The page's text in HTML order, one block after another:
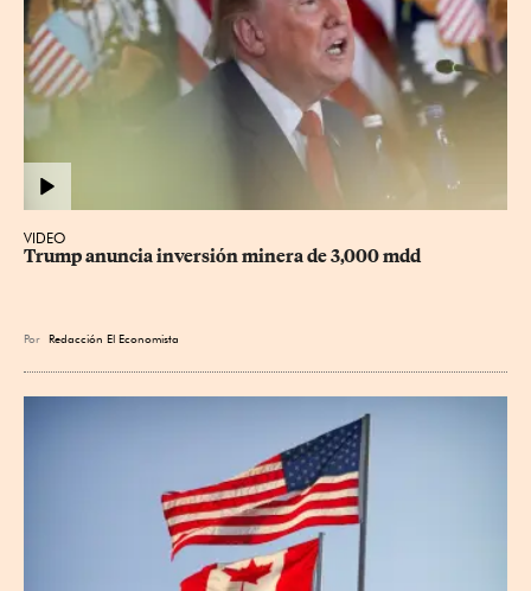
VIDEO
Trump anuncia inversión minera de 3,000 mdd
Por Redacción El Economista